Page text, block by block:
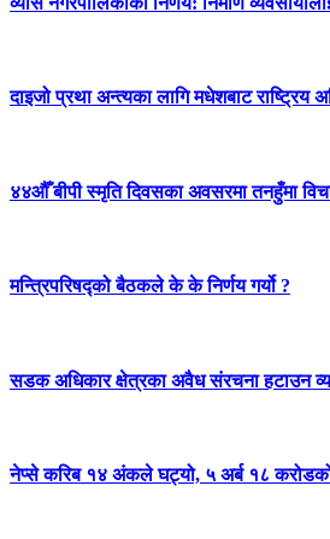
दाइजो प्रथा अन्त्यका लागि मधेशबाट राष्ट्रिय
४४औँ बीपी स्मृति दिवसका अवसरमा तनहुँमा
मन्त्रिपरिषद्को बैठकले के के निर्णय गर्यो ?
सडक अधिकार क्षेत्रका अवैध संरचना हटाउन
नेप्से करिब १४ अंकले घट्यो, ५ अर्ब १८ करोडको